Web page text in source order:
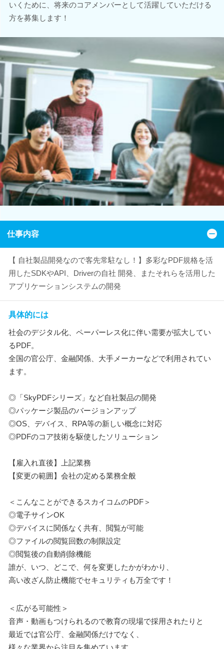
いくために、将来のコアメンバーとして活躍していただける
方を募集します！
仕事内容
【 自社製品開発なので客先常駐なし！】多彩なPDF規格を活
用したSDKやAPI、Driverの自社 開発、またそれらを活用した
アプリケーションシステムの開発
具体的には
社会のデジタル化、ペーパーレス化に伴い需要が拡大してい
るPDF。
全国の官公庁、金融関係、大手メーカーなどで利用されてい
ます。
◎「SkyPDFシリーズ」など自社製品の開発
◎パッケージ製品のバージョンアップ
◎OS、デバイス、RPA等の新しい概念に対応
◎PDFのコア技術を駆使したソリューション
【雇入れ直後】上記業務
【変更の範囲】会社の定める業務全般
＜こんなことができるスカイコムのPDF＞
◎電子サインOK
◎デバイスに関係なく共有、閲覧が可能
◎ファイルの閲覧回数の制限設定
◎閲覧後の自動削除機能
誰が、いつ、どこで、何を変更したかがわかり、
高い改ざん防止機能でセキュリティも万全です！
＜広がる可能性＞
音声・動画もつけられるので教育の現場で採用されたりと
最近では官公庁、金融関係だけでなく、
様々な業界から注目を集めています。